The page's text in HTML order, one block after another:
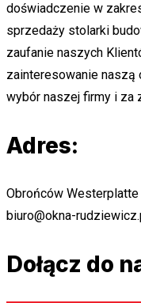
doświadczenie w
sprzedaży stolarki
zaufanie naszych
zainteresowanie naszą
wybór naszej firmy i za
Adres:
Obrońców
biuro@okna-
Dołącz do